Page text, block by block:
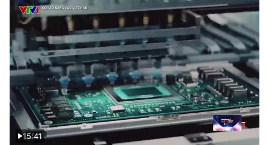
15:41